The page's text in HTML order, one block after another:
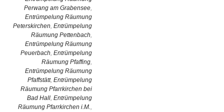
Perwang am Grabensee,
Entrümpelung Räumung
Peterskirchen, Entrümpelung
Räumung Pettenbach,
Entrümpelung Räumung
Peuerbach, Entrümpelung
Räumung Pfaffing,
Entrümpelung Räumung
Pfaffstätt, Entrümpelung
Räumung Pfarrkirchen bei
Bad Hall, Entrümpelung
Räumung Pfarrkirchen i.M.,